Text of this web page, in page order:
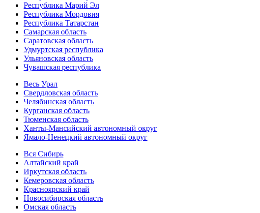
Республика Марий Эл
Республика Мордовия
Республика Татарстан
Самарская область
Саратовская область
Удмуртская республика
Ульяновская область
Чувашская республика
Весь Урал
Свердловская область
Челябинская область
Курганская область
Тюменская область
Ханты-Мансийский автономный округ
Ямало-Ненецкий автономный округ
Вся Сибирь
Алтайский край
Иркутская область
Кемеровская область
Красноярский край
Новосибирская область
Омская область